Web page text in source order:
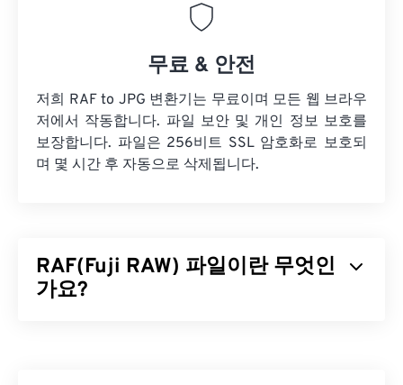
무료 & 안전
저희 RAF to JPG 변환기는 무료이며 모든 웹 브라우
저에서 작동합니다. 파일 보안 및 개인 정보 보호를
보장합니다. 파일은 256비트 SSL 암호화로 보호되
며 몇 시간 후 자동으로 삭제됩니다.
RAF(Fuji RAW) 파일이란 무엇인
가요?